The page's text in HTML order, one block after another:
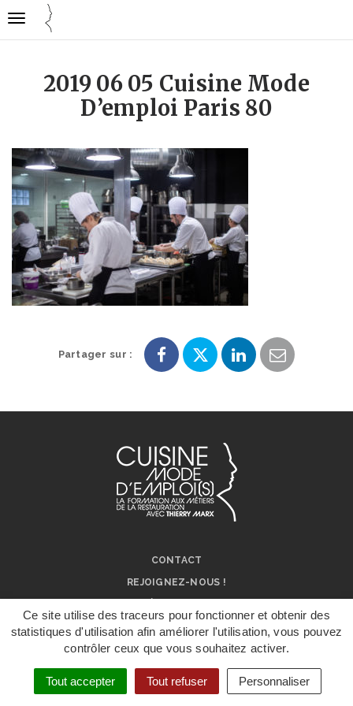
Gestion des traceurs
Ce site utilise des traceurs pour fonctionner et obtenir des
statistiques d'utilisation afin améliorer l'utilisation, vous pouvez
contrôler ceux que vous souhaitez activer.
Tout accepter Tout refuser Personnaliser
Cuisine
emploi
DÉPOSER UN
Ouvrir
2019 06 05 Cuisine Mode
D’emploi Paris 80
Partager sur :
Partager
Facebook
Partager
Twitter
Partager
LinkedIn
Partager
e-
CONTACT
REJOIGNEZ-NOUS !
ON PARLE DE NOUS !
MENTIONS LÉGALES